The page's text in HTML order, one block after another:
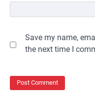
Save my name,
the next time I